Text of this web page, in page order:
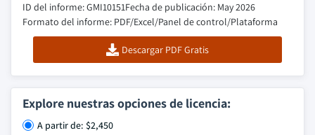
ID del informe: GMI10151Fecha de publicación: May 2026
Formato del informe: PDF/Excel/Panel de control/Plataforma
Descargar PDF Gratis
Explore nuestras opciones de licencia:
A partir de: $2,450